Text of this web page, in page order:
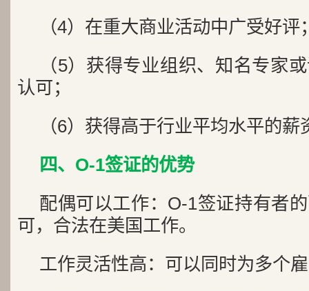
（4）在重大商业活动中广受好评
（5）获得专业组织、知名专家
认可；
（6）获得高于行业平均水平的薪
四、O-1签证的优势
配偶可以工作：O-1签证持有者
可，合法在美国工作。
工作灵活性高：可以同时为多个